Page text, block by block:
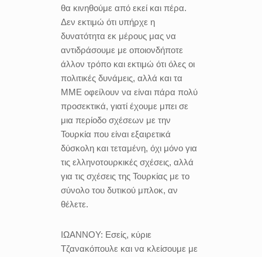
θα κινηθούμε από εκεί και πέρα.
Δεν εκτιμώ ότι υπήρχε η
δυνατότητα εκ μέρους μας να
αντιδράσουμε με οποιονδήποτε
άλλον τρόπο και εκτιμώ ότι όλες οι
πολιτικές δυνάμεις, αλλά και τα
ΜΜΕ οφείλουν να είναι πάρα πολύ
προσεκτικά, γιατί έχουμε μπει σε
μια περίοδο σχέσεων με την
Τουρκία που είναι εξαιρετικά
δύσκολη και τεταμένη, όχι μόνο για
τις ελληνοτουρκικές σχέσεις, αλλά
για τις σχέσεις της Τουρκίας με το
σύνολο του δυτικού μπλοκ, αν
θέλετε.
ΙΩΑΝΝΟΥ: Εσείς, κύριε
Τζανακόπουλε και να κλείσουμε με